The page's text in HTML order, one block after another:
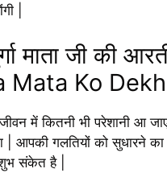
|
माता जी की
Mata Ko
में कितनी भी परेशानी आ
| आपकी गलतियों को
संकेत है |